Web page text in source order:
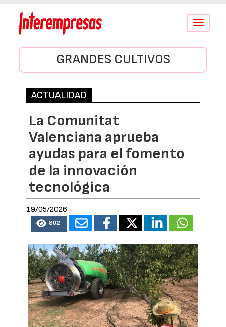
Conmutar
GRANDES CULTIVOS
ACTUALIDAD
La Comunitat
Valenciana aprueba
ayudas para el fomento
de la innovación
tecnológica
19/05/2026
802